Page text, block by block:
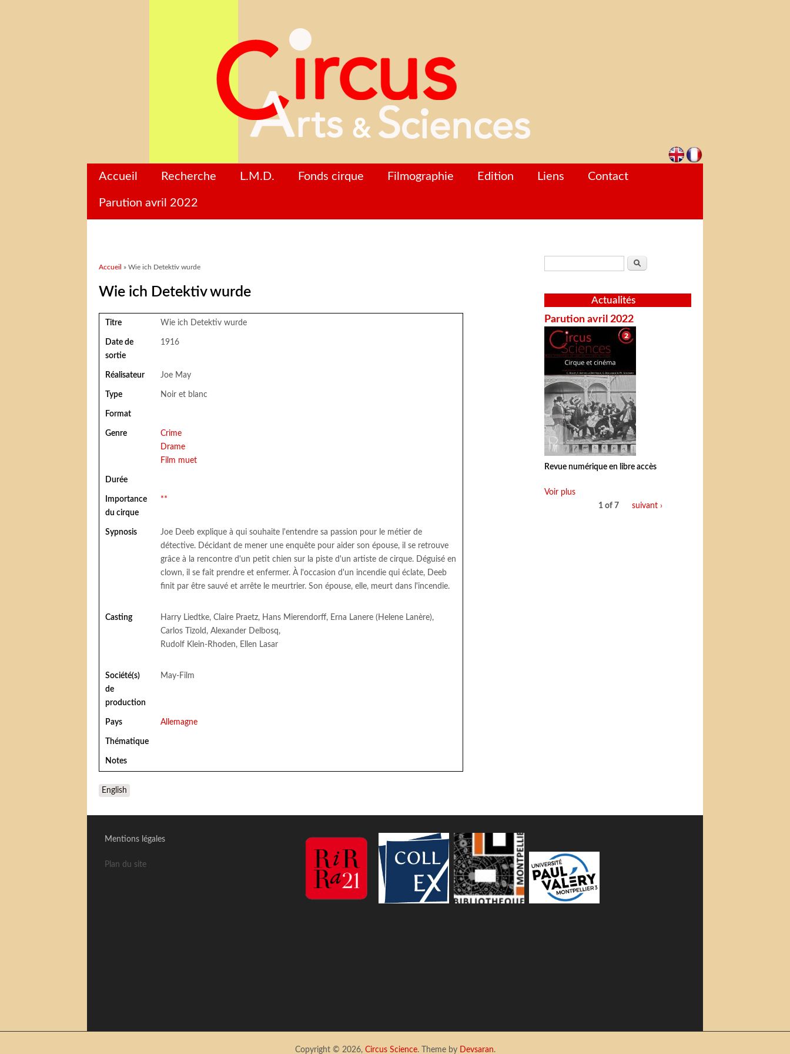
Accueil Recherche L.M.D. Fonds cirque Filmographie Edition Liens Contact
Parution avril 2022
Vous êtes ici
Accueil » Wie ich Detektiv wurde
Wie ich Detektiv wurde
Titre Wie ich Detektiv wurde
Date de
sortie
1916
Réalisateur Joe May
Type Noir et blanc
Format
Genre
Crime
Drame
Film muet
Durée
Importance
du cirque
**
Sypnosis
Joe Deeb explique à qui souhaite l'entendre sa passion pour le métier de
détective. Décidant de mener une enquête pour aider son épouse, il se retrouve
grâce à la rencontre d'un petit chien sur la piste d'un artiste de cirque. Déguisé en
clown, il se fait prendre et enfermer. À l'occasion d'un incendie qui éclate, Deeb
finit par être sauvé et arrête le meurtrier. Son épouse, elle, meurt dans l'incendie.
Casting
Harry Liedtke, Claire Praetz, Hans Mierendorff, Erna Lanere (Helene Lanère),
Carlos Tizold, Alexander Delbosq,
Rudolf Klein-Rhoden, Ellen Lasar
Société(s)
de
production
May-Film
Pays Allemagne
Thématique
Notes
English
Formulaire de recherche
Rechercher
Actualités
Parution avril 2022
Revue numérique en libre accès
Voir plus
1 of 7
suivant ›
Mentions légales
Plan du site
Copyright © 2026, Circus Science. Theme by Devsaran.